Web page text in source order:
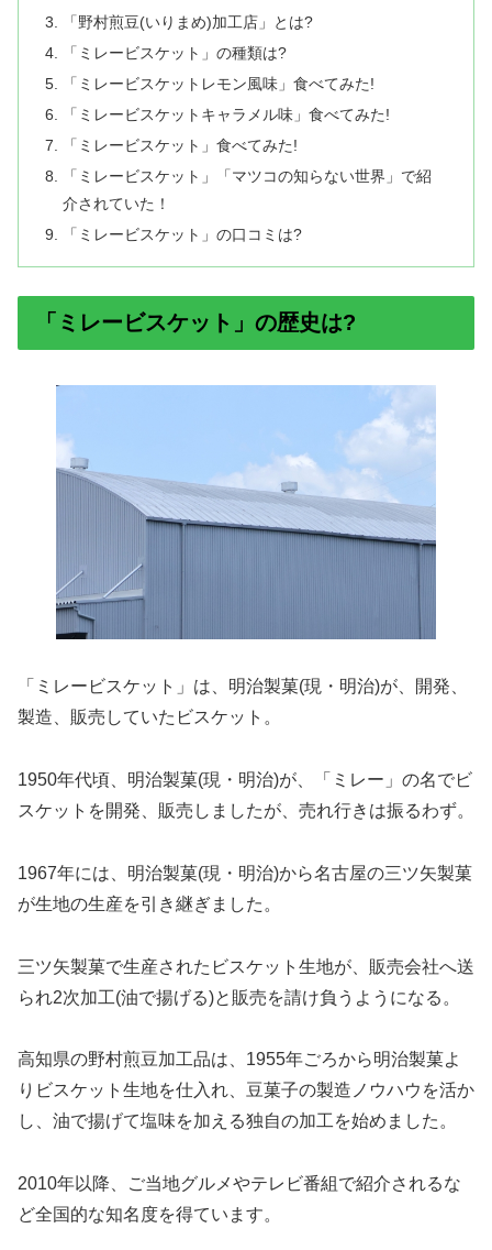
「野村煎豆(いりまめ)加工店」とは?
「ミレービスケット」の種類は?
「ミレービスケットレモン風味」食べてみた!
「ミレービスケットキャラメル味」食べてみた!
「ミレービスケット」食べてみた!
「ミレービスケット」「マツコの知らない世界」で紹
介されていた！
「ミレービスケット」の口コミは?
「ミレービスケット」の歴史は?
「ミレービスケット」は、明治製菓(現・明治)が、開発、
製造、販売していたビスケット。
1950年代頃、明治製菓(現・明治)が、「ミレー」の名でビ
スケットを開発、販売しましたが、売れ行きは振るわず。
1967年には、明治製菓(現・明治)から名古屋の三ツ矢製菓
が生地の生産を引き継ぎました。
三ツ矢製菓で生産されたビスケット生地が、販売会社へ送
られ2次加工(油で揚げる)と販売を請け負うようになる。
高知県の野村煎豆加工品は、1955年ごろから明治製菓よ
りビスケット生地を仕入れ、豆菓子の製造ノウハウを活か
し、油で揚げて塩味を加える独自の加工を始めました。
2010年以降、ご当地グルメやテレビ番組で紹介されるな
ど全国的な知名度を得ています。